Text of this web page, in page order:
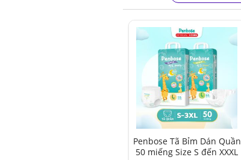
Penbose Tã Bỉm Dán Quần
50 miếng Size S đến XXXL